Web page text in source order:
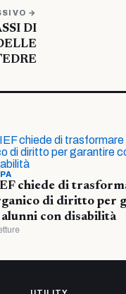
→
DI
chiede di
di diritto per
con disabilità